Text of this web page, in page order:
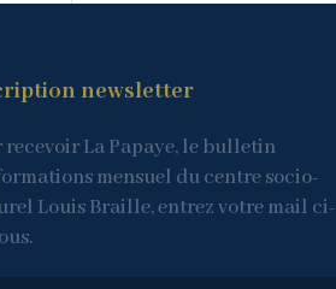
newsletter
recevoir La Papaye, le bulletin
mensuel du centre socio-
Louis Braille, entrez votre mail ci-